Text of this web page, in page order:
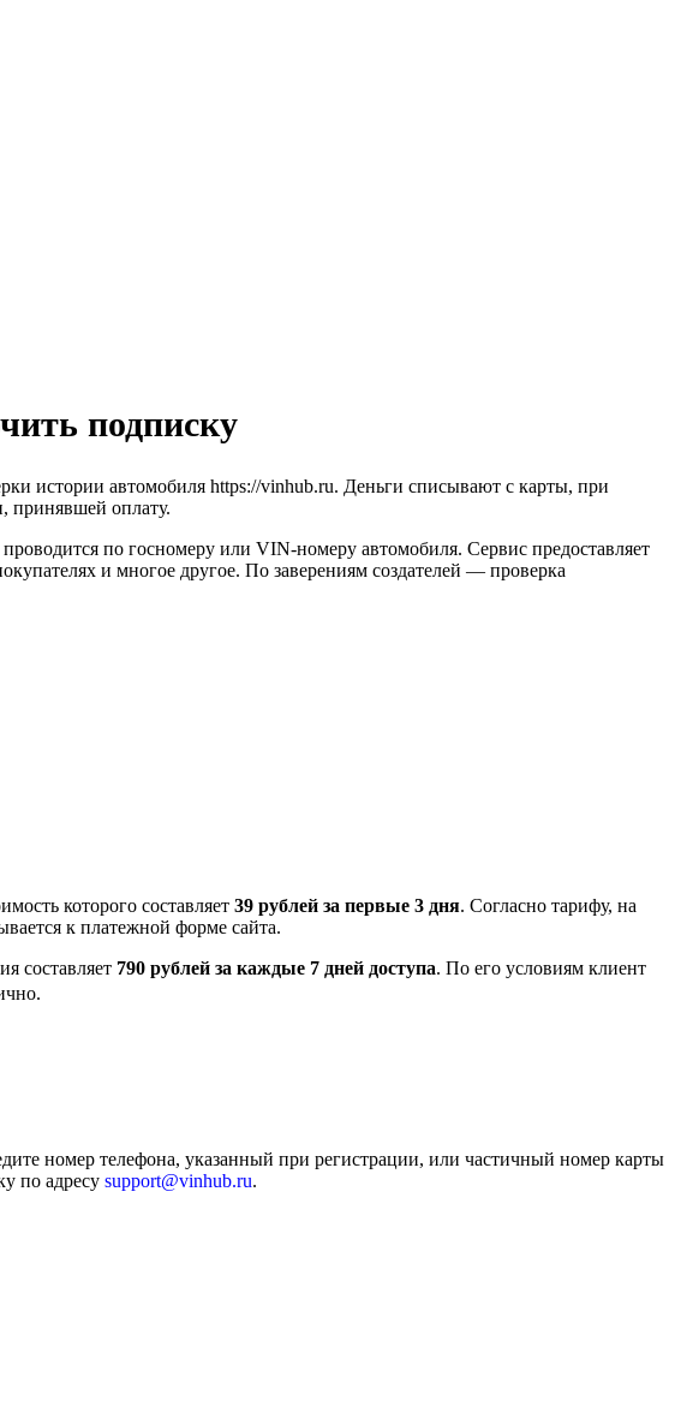
подписку
истории автомобиля https://vinhub.ru. Деньги списывают с карты, при
принявшей оплату.
по госномеру или VIN-номеру автомобиля. Сервис предоставляет
и многое другое. По заверениям создателей — проверка
которого составляет 39 рублей за первые 3 дня. Согласно тарифу, на
к платежной форме сайта.
составляет 790 рублей за каждые 7 дней доступа. По его условиям клиент
номер телефона, указанный при регистрации, или частичный номер карты
по адресу support@vinhub.ru.